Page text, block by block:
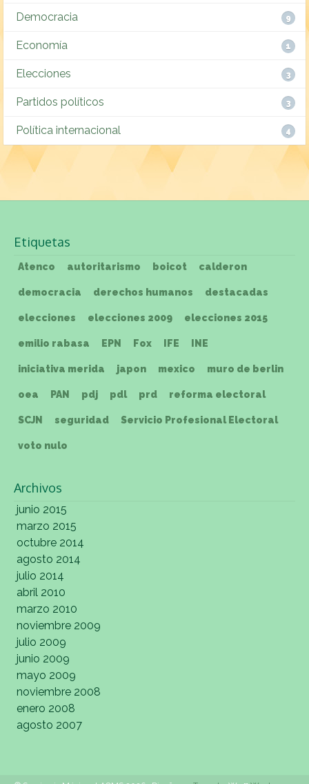
Democracia 9
Economía 1
Elecciones 3
Partidos políticos 3
Política internacional 4
Etiquetas
Atenco autoritarismo boicot calderon
democracia derechos humanos destacadas
elecciones elecciones 2009 elecciones 2015
emilio rabasa EPN Fox IFE INE
iniciativa merida japon mexico muro de berlin
oea PAN pdj pdl prd reforma electoral
SCJN seguridad Servicio Profesional Electoral
voto nulo
Archivos
junio 2015
marzo 2015
octubre 2014
agosto 2014
julio 2014
abril 2010
marzo 2010
noviembre 2009
julio 2009
junio 2009
mayo 2009
noviembre 2008
enero 2008
agosto 2007